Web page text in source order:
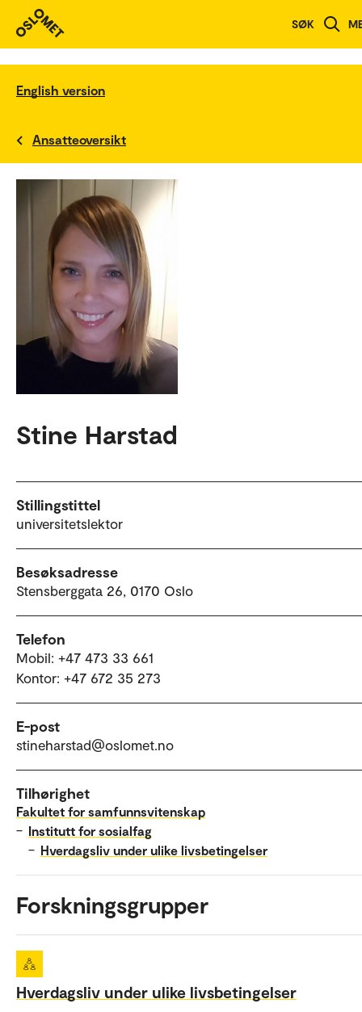
SØK
English version
Ansatteoversikt
Stine Harstad
Stillingstittel
universitetslektor
Besøksadresse
Stensberggata 26, 0170 Oslo
Telefon
Mobil: +47 473 33 661
Kontor: +47 672 35 273
E-post
stineharstad@oslomet.no
Tilhørighet
Fakultet for samfunnsvitenskap
– Institutt for sosialfag
– Hverdagsliv under ulike livsbetingelser
Forskningsgrupper
Hverdagsliv under ulike livsbetingelser